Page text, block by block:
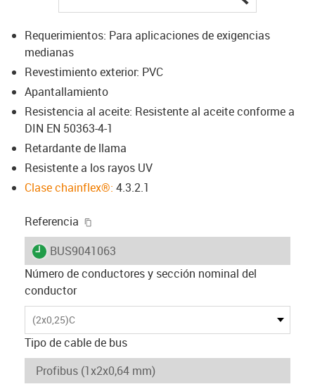
Requerimientos: Para aplicaciones de exigencias
medianas
Revestimiento exterior: PVC
Apantallamiento
Resistencia al aceite: Resistente al aceite conforme a
DIN EN 50363-4-1
Retardante de llama
Resistente a los rayos UV
Clase chainflex®: 4.3.2.1
Referencia
igus-icon-lieferzeit
BUS9041063
Número de conductores y sección nominal del
conductor
(2x0,25)C
Tipo de cable de bus